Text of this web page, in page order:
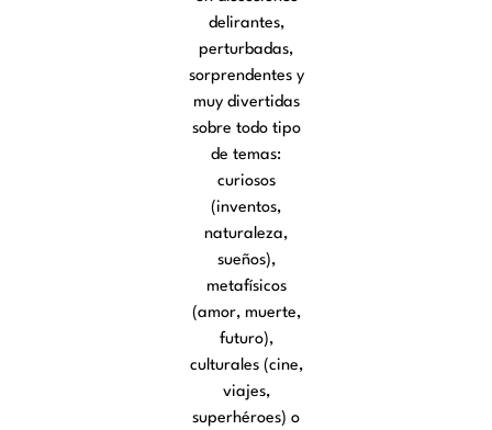
delirantes,
perturbadas,
sorprendentes y
muy divertidas
sobre todo tipo
de temas:
curiosos
(inventos,
naturaleza,
sueños),
metafísicos
(amor, muerte,
futuro),
culturales (cine,
viajes,
superhéroes) o